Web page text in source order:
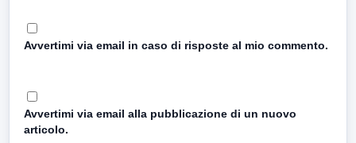
Avvertimi via email in caso di risposte al mio commento.
Avvertimi via email alla pubblicazione di un nuovo
articolo.